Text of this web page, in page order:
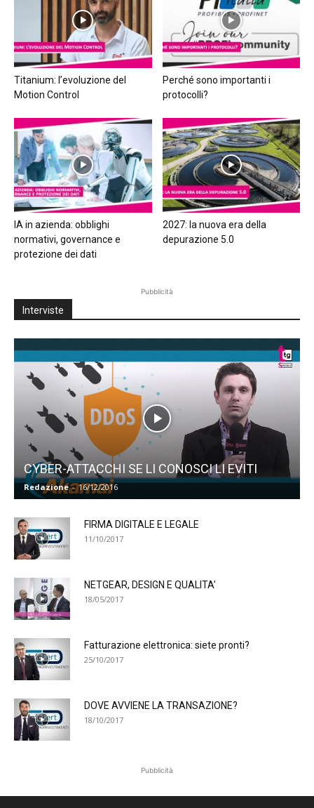
Titanium: l’evoluzione del
Motion Control
Perché sono importanti i
protocolli?
IA in azienda: obblighi
normativi, governance e
protezione dei dati
2027: la nuova era della
depurazione 5.0
Pubblicità
Interviste
CYBER-ATTACCHI SE LI CONOSCI LI EVITI
Redazione - 16/12/2016
FIRMA DIGITALE E LEGALE
11/10/2017
NETGEAR, DESIGN E QUALITA’
18/05/2017
Fatturazione elettronica: siete pronti?
25/10/2017
DOVE AVVIENE LA TRANSAZIONE?
18/10/2017
Pubblicità